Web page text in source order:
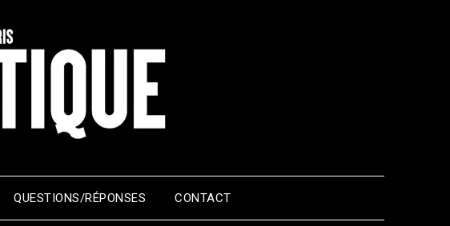
QUESTIONS/RÉPONSES CONTACT